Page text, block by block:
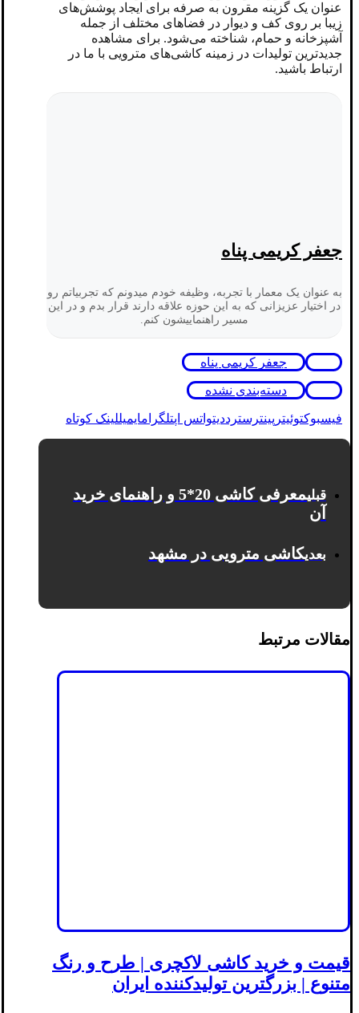
عنوان یک گزینه مقرون به صرفه برای ایجاد پوشش‌های
زیبا بر روی کف و دیوار در فضاهای مختلف از جمله
آشپزخانه و حمام، شناخته می‌شود. برای مشاهده
جدیدترین تولیدات در زمینه کاشی‌های مترویی با ما در
ارتباط باشید.
جعفر کریمی پناه
به عنوان یک معمار با تجربه، وظیفه خودم میدونم که تجربیاتم رو
در اختیار عزیزانی که به این حوزه علاقه دارند قرار بدم و در این
مسیر راهنماییشون کنم.
جعفر کریمی پناه
دسته‌بندی نشده
فیسبوکتوئیتر پینترسترددیتواتس اپتلگرامایمیللینک کوتاه
قبلی
معرفی کاشی 20*5 و راهنمای خرید
آن
بعدیکاشی مترویی در مشهد
مقالات مرتبط
قیمت و خرید کاشی لاکچری | طرح و رنگ
متنوع | بزرگترین تولیدکننده ایران